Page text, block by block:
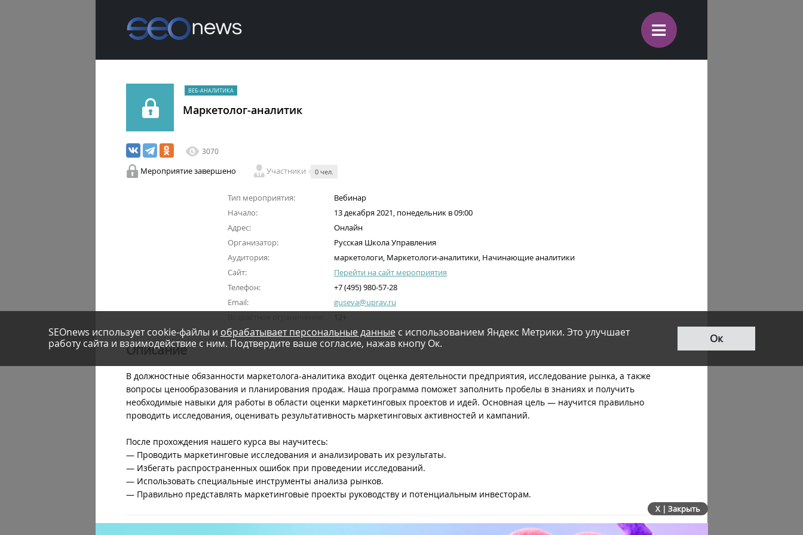
≡
ВЕБ-АНАЛИТИКА
Маркетолог-аналитик
3070
Мероприятие завершено Участники 0 чел.
Тип мероприятия:
Вебинар
Начало:
13 декабря 2021, понедельник в 09:00
Адрес:
Онлайн
Организатор:
Русская Школа Управления
Аудитория:
маркетологи, Маркетологи-аналитики, Начинающие аналитики
Сайт:
Перейти на сайт мероприятия
Телефон:
+7 (495) 980-57-28
Email:
guseva@uprav.ru
12+
Описание
В должностные обязанности маркетолога-аналитика входит оценка деятельности предприятия, исследование рынка, а также
вопросы ценообразования и планирования продаж. Наша программа поможет заполнить пробелы в знаниях и получить
необходимые навыки для работы в области оценки маркетинговых проектов и идей. Основная цель — научится правильно
проводить исследования, оценивать результативность маркетинговых активностей и кампаний.
После прохождения нашего курса вы научитесь:
— Проводить маркетинговые исследования и анализировать их результаты.
— Избегать распространенных ошибок при проведении исследований.
— Использовать специальные инструменты анализа рынков.
— Правильно представлять маркетинговые проекты руководству и потенциальным инвесторам.
X | Закрыть
SEOnews использует cookie-файлы и обрабатывает персональные данныес использованием Яндекс Метрики. Это улучшает
работу сайта и взаимодействие с ним. Подтвердите ваше согласие, нажав кнопу Ок.
Ок